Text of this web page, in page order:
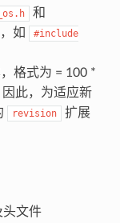
和
如
#include
格式为 = 100 *
因此，为适应新
revision
扩展
头文件